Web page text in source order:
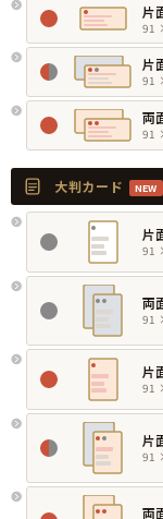
片
91
片
91
両
91
大判カード NEW
片
91
両
91
片
91
片
91
両